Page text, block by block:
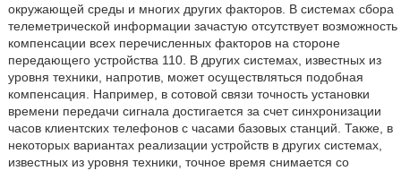
окружающей среды и многих других факторов. В системах сбора
телеметрической информации зачастую отсутствует возможность
компенсации всех перечисленных факторов на стороне
передающего устройства 110. В других системах, известных из
уровня техники, напротив, может осуществляться подобная
компенсация. Например, в сотовой связи точность установки
времени передачи сигнала достигается за счет синхронизации
часов клиентских телефонов с часами базовых станций. Также, в
некоторых вариантах реализации устройств в других системах,
известных из уровня техники, точное время снимается со